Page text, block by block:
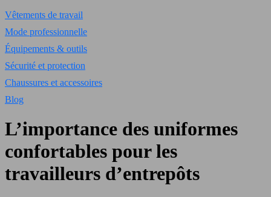
Vêtements de travail
Mode professionnelle
Équipements & outils
Sécurité et protection
Chaussures et accessoires
Blog
L’importance des uniformes
confortables pour les
travailleurs d’entrepôts